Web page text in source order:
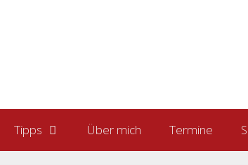
Tipps Über mich Termine